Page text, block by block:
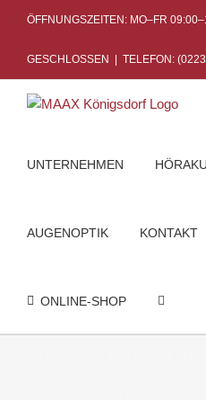
content
ÖFFNUNGSZEITEN: MO–FR
GESCHLOSSEN TELEFON:
UNTERNEHMEN
AUGENOPTIK KONTAKT
ONLINE-SHOP